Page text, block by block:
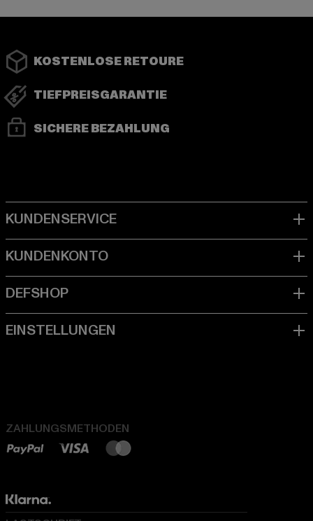
KOSTENLOSE RETOURE
TIEFPREISGARANTIE
SICHERE BEZAHLUNG
ZAHLUNGSMETHODEN